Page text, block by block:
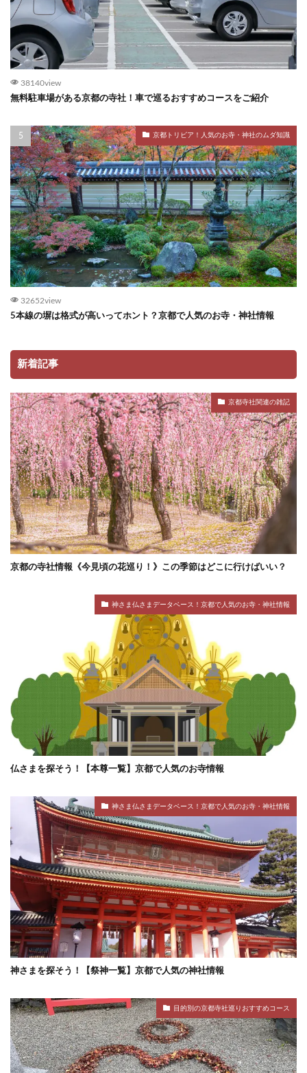
38140view
無料駐車場がある京都の寺社！車で巡るおすすめコースをご紹介
京都トリビア！人気のお寺・神社のムダ知識
32652view
5本線の塀は格式が高いってホント？京都で人気のお寺・神社情報
新着記事
京都寺社関連の雑記
京都の寺社情報《今見頃の花巡り！》この季節はどこに行けばいい？
神さま仏さまデータベース！京都で人気のお寺・神社情報
仏さまを探そう！【本尊一覧】京都で人気のお寺情報
神さま仏さまデータベース！京都で人気のお寺・神社情報
神さまを探そう！【祭神一覧】京都で人気の神社情報
目的別の京都寺社巡りおすすめコース